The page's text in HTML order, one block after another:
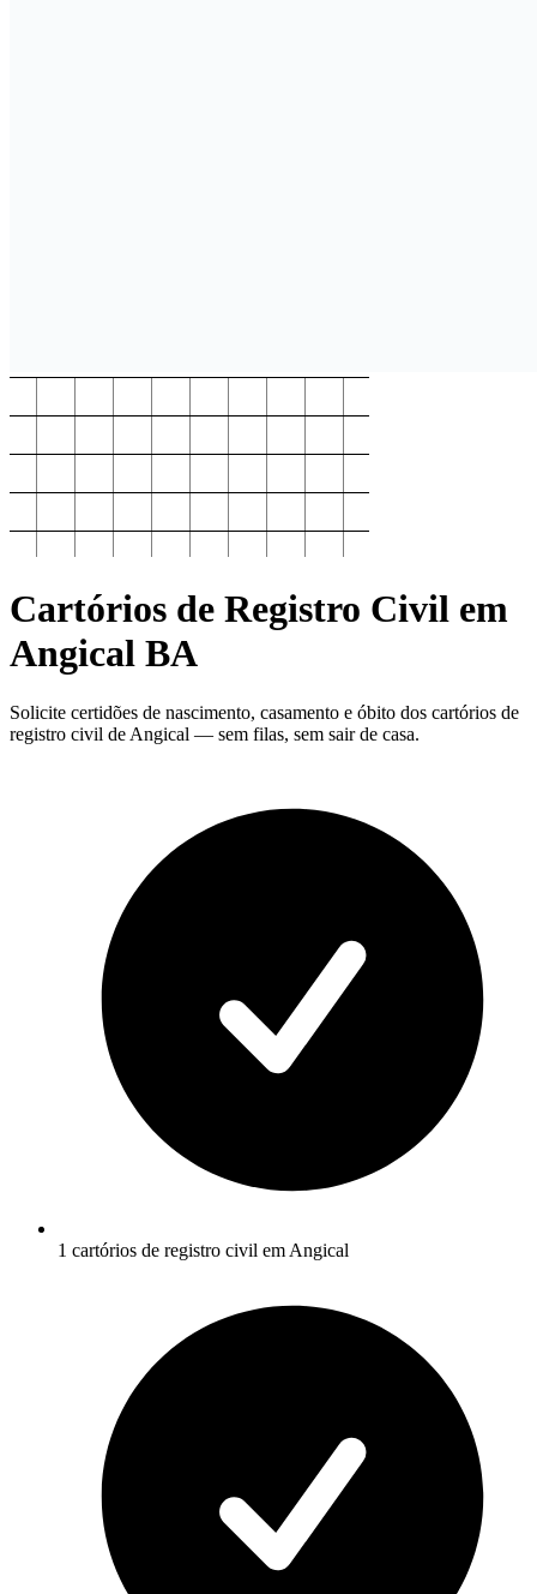
Cartórios de Registro Civil em
Angical BA
Solicite certidões de nascimento, casamento e óbito dos cartórios de
registro civil de Angical — sem filas, sem sair de casa.
1 cartórios de registro civil em Angical